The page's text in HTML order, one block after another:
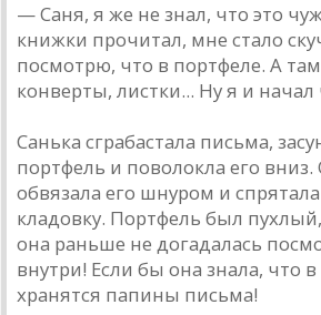
— Саня, я же не знал, что это
книжки прочитал, мне стало
посмотрю, что в портфеле. А
конверты, листки... Ну я и начал
Санька сграбастала письма,
портфель и поволокла его вниз.
обвязала его шнуром и спрятала
кладовку. Портфель был
она раньше не догадалась
внутри! Если бы она знала, что
хранятся папины письма!